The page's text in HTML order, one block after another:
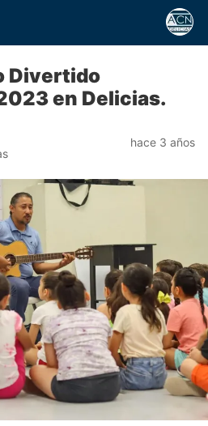
Divertido
en Delicias.
hace 3 años